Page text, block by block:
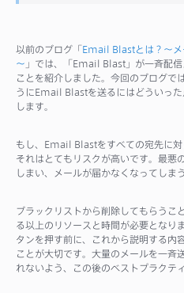
以前のブログ「Email Blastとは？～メ
～ 」では、「Email Blast」が一斉配
ことを紹介しました。今回のブログで
うにEmail Blastを送るにはどういっ
します。
もし、Email Blastをすべての宛先に対
それはとてもリスクが高いです。最悪
しまい、メールが届かなくなってしま
ブラックリストから削除してもらうこ
る以上のリソースと時間が必要となり
タンを押す前に、これから説明する内
ことが大切です。大量のメールを一斉
れないよう、この後のベストプラクテ